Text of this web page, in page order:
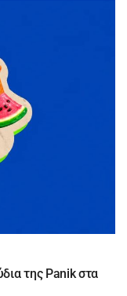
της Panik στα